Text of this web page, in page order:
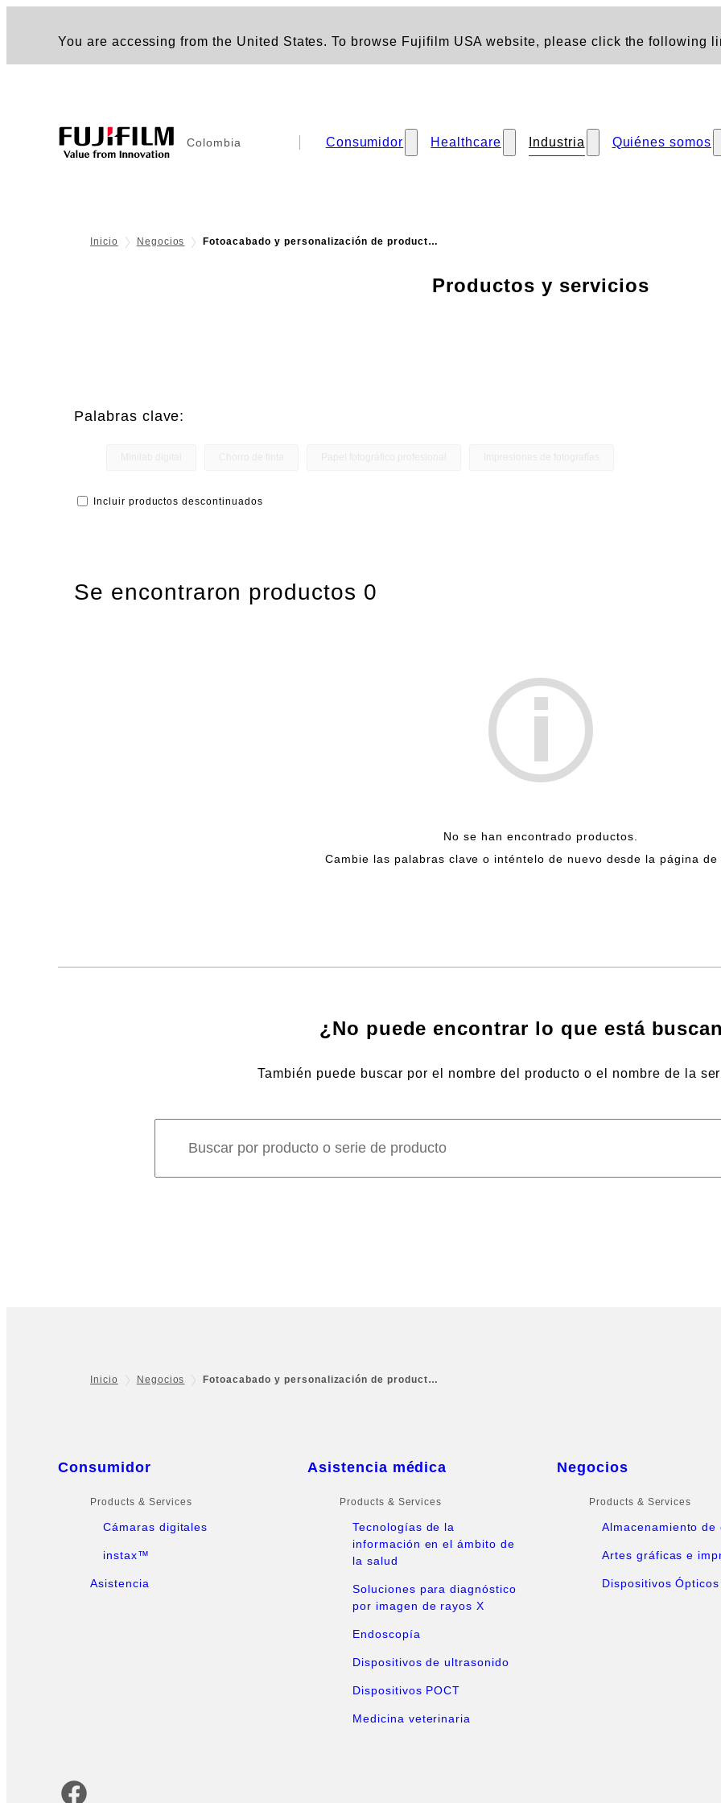
You are accessing from the United States. To browse Fujifilm USA website, please click the following
Colombia Consumidor Healthcare Industria Quiénes somos
Inicio Negocios Fotoacabado y personalización de product…
Productos y servicios
Palabras clave:
Incluir productos descontinuados
Se encontraron productos 0
No se han encontrado productos.
Cambie las palabras clave o inténtelo de nuevo desde la página de
¿No puede encontrar lo que está
También puede buscar por el nombre del producto o el nombre de la
Inicio Negocios Fotoacabado y personalización de product…
Quick Links
Consumidor
Products & Services
Cámaras digitales
instax™
Asistencia
Asistencia médica
Products & Services
Tecnologías de la
información en el ámbito de
la salud
Soluciones para diagnóstico
por imagen de rayos X
Endoscopía
Dispositivos de ultrasonido
Dispositivos POCT
Medicina veterinaria
Negocios
Products & Services
Almacenamiento de
Artes gráficas e
Dispositivos Ópticos
Cuentas oficiales de redes sociales